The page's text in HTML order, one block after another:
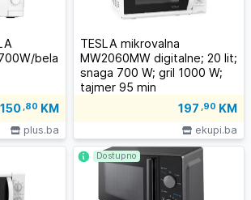
bela
150 ,80 KM
plus.ba
TESLA mikrovalna
MW2060MW digitalne; 20 lit;
snaga 700 W; gril 1000 W;
tajmer 95 min
197 ,90 KM
ekupi.ba
Dostupno